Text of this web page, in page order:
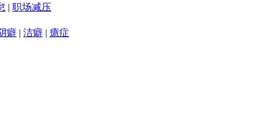
| 职场减压
癖 | 洁癖 | 癔症